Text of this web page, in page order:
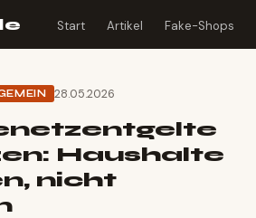
Start Artikel Fake-Shops
28.05.2026
Haushalte
nicht